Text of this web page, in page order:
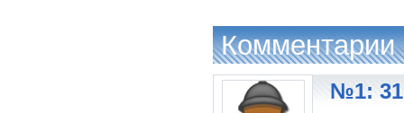
Комментарии
№1: 31